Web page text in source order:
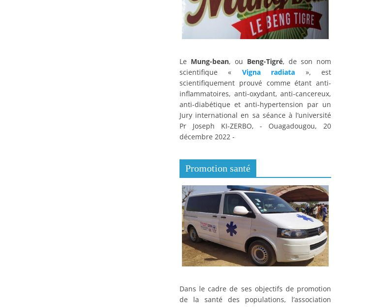
Le Mung-bean, ou Beng-Tigré, de son nom
scientifique « Vigna radiata », est
scientifiquement prouvé comme étant anti-
inflammatoires, anti-oxydant, anti-cancereux,
anti-diabétique et anti-hypertension par un
Jury international en sa séance à l’université
Pr Joseph KI-ZERBO, - Ouagadougou, 20
décembre 2022 -
Promotion santé
Dans le cadre de ses objectifs de promotion
de la santé des populations, l’association